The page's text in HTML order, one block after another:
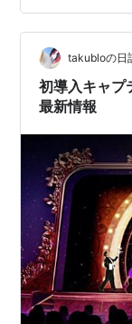
takubloの日
初導入キャプ
最新情報